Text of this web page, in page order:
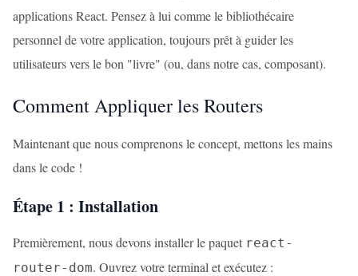
applications React. Pensez à lui comme le bibliothécaire
personnel de votre application, toujours prêt à guider les
utilisateurs vers le bon "livre" (ou, dans notre cas, composant).
Comment Appliquer les Routers
Maintenant que nous comprenons le concept, mettons les mains
dans le code !
Étape 1 : Installation
Premièrement, nous devons installer le paquet react-
router-dom. Ouvrez votre terminal et exécutez :